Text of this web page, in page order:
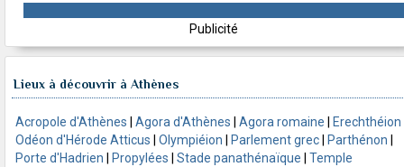
Publicité
Lieux à découvrir à Athènes
Acropole d'Athènes Agora d'Athènes Agora romaine Erechthéion
Odéon d'Hérode Atticus
Olympiéion Parlement grec Parthénon
Porte d'Hadrien
Propylées Stade panathénaïque
Temple